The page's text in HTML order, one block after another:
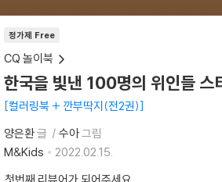
정가제 Free
CQ 놀이북
한국을 빛낸 100명의 위인들 스
컬러링북 + 깐부딱지(전2권)
양은환글 수아그림
M&Kids
2022.02.15.